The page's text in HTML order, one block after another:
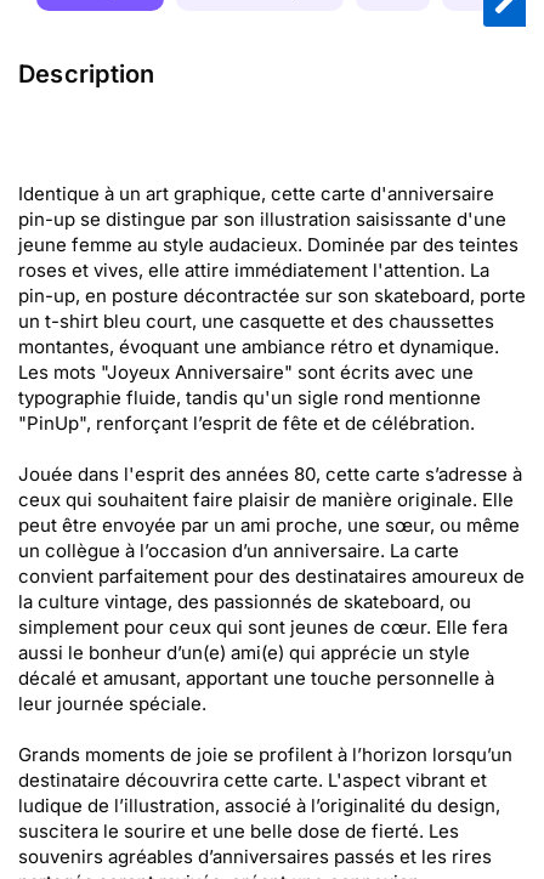
Description
Identique à un art graphique, cette carte d'anniversaire
pin-up se distingue par son illustration saisissante d'une
jeune femme au style audacieux. Dominée par des teintes
roses et vives, elle attire immédiatement l'attention. La
pin-up, en posture décontractée sur son skateboard, porte
un t-shirt bleu court, une casquette et des chaussettes
montantes, évoquant une ambiance rétro et dynamique.
Les mots "Joyeux Anniversaire" sont écrits avec une
typographie fluide, tandis qu'un sigle rond mentionne
"PinUp", renforçant l’esprit de fête et de célébration.
Jouée dans l'esprit des années 80, cette carte s’adresse à
ceux qui souhaitent faire plaisir de manière originale. Elle
peut être envoyée par un ami proche, une sœur, ou même
un collègue à l’occasion d’un anniversaire. La carte
convient parfaitement pour des destinataires amoureux de
la culture vintage, des passionnés de skateboard, ou
simplement pour ceux qui sont jeunes de cœur. Elle fera
aussi le bonheur d’un(e) ami(e) qui apprécie un style
décalé et amusant, apportant une touche personnelle à
leur journée spéciale.
Grands moments de joie se profilent à l’horizon lorsqu’un
destinataire découvrira cette carte. L'aspect vibrant et
ludique de l’illustration, associé à l’originalité du design,
suscitera le sourire et une belle dose de fierté. Les
souvenirs agréables d’anniversaires passés et les rires